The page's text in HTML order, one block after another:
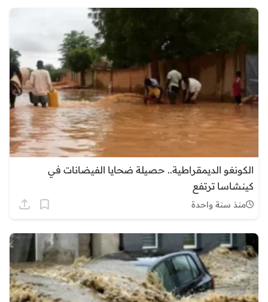
الكونغو الديمقراطية.. حصيلة ضحايا الفيضانات في
كينشاسا ترتفع
منذ سنة واحدة